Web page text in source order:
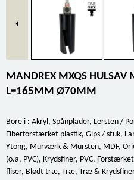
MANDREX MXQS HULSAV
L=165MM Ø70MM
Bore i : Akryl, Spånplader, Lersten /
Fiberforstærket plastik, Gips / stuk,
Ytong, Murværk & Mursten, MDF,
(o.a. PVC), Krydsfiner, PVC,
fliser, Blødt træ, Træ, Træ &